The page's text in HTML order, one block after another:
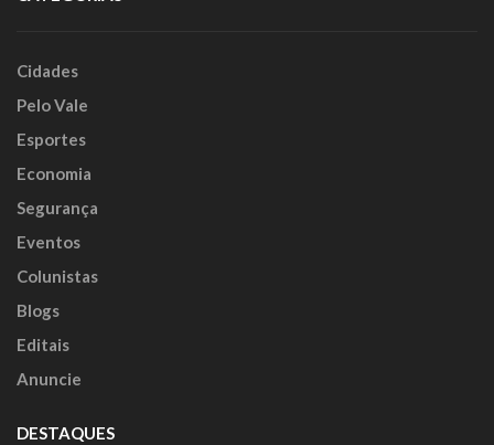
Cidades
Pelo Vale
Esportes
Economia
Segurança
Eventos
Colunistas
Blogs
Editais
Anuncie
DESTAQUES